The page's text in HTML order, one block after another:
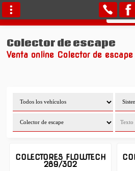
Colector de escape
Venta online Colector de escape
COLECTORES FLOWTECH
289/302